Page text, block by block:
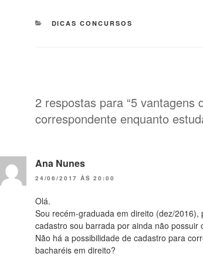
CATEGORIAS
DICAS CONCURSOS
2 respostas para “5 vantagens
correspondente enquanto
Ana Nunes
24/06/2017 ÀS 20:00
Olá.
Sou recém-graduada em direito (dez/
cadastro sou barrada por ainda não possuir
Não há a possibilidade de cadastro para
bacharéis em direito?